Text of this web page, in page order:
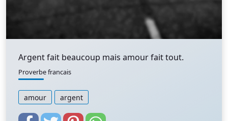
Argent fait beaucoup mais amour fait tout.
Proverbe francais
amour argent